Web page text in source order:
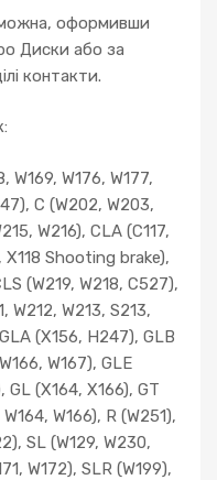
оформивши
Диски або за
контакти.
W169, W176, W177,
C (W202, W203,
W216), CLA (C117,
X118 Shooting brake),
(W219, W218, C527),
W212, W213, S213,
(X156, H247), GLB
W167), GLE
(X164, X166), GT
W166), R (W251),
SL (W129, W230,
W172), SLR (W199),